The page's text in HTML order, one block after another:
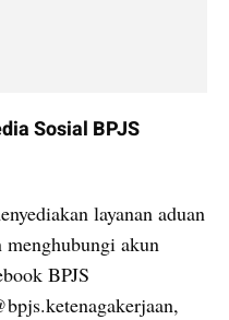
Sosial BPJS
layanan aduan
akun
BPJS